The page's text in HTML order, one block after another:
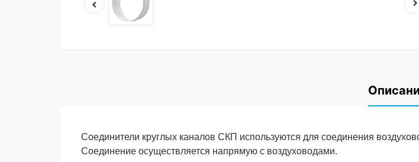
Соединители круглых каналов СКП используются для соединения
Соединение осуществляется напрямую с воздуховодами.